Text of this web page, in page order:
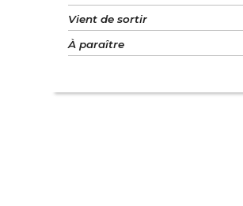
Vient de sortir
À paraître